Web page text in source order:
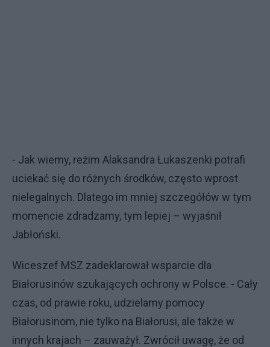
- Jak wiemy, reżim Alaksandra Łukaszenki potrafi
uciekać się do różnych środków, często wprost
nielegalnych. Dlatego im mniej szczegółów w tym
momencie zdradzamy, tym lepiej – wyjaśnił
Jabłoński.
Wiceszef MSZ zadeklarował wsparcie dla
Białorusinów szukających ochrony w Polsce. - Cały
czas, od prawie roku, udzielamy pomocy
Białorusinom, nie tylko na Białorusi, ale także w
innych krajach – zauważył. Zwrócił uwagę, że od